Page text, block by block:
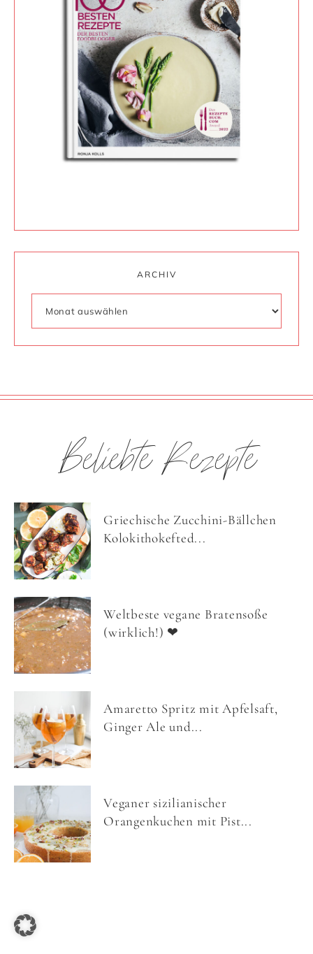
ARCHIV
Beliebte Rezepte
Griechische Zucchini-Bällchen
Kolokithokefted...
Weltbeste vegane Bratensoße
(wirklich!) ❤
Amaretto Spritz mit Apfelsaft,
Ginger Ale und...
Veganer sizilianischer
Orangenkuchen mit Pist...